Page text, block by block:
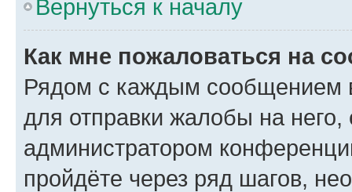
Вернуться к началу
Как мне пожаловаться на
Рядом с каждым сообщением
для отправки жалобы на
администратором
пройдёте через ряд шагов,